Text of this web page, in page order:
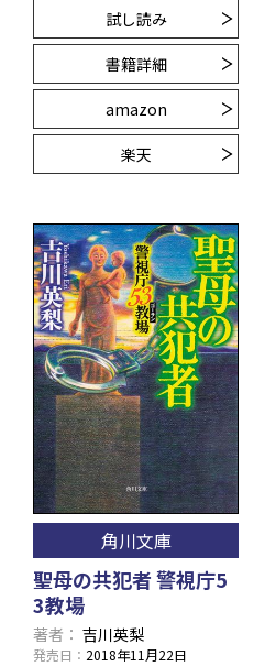
試し読み
書籍詳細
amazon
楽天
角川文庫
聖母の共犯者 警視庁5
3教場
著者 吉川英梨
発売日 2018年11月22日